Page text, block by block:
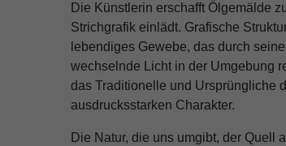
Die Künstlerin erschafft Ölgemälde
Strichgrafik einlädt. Grafische
lebendiges Gewebe, das durch
wechselnde Licht in der Umgebung
das Traditionelle und Ursprüngliche
ausdrucksstarken Charakter.
Die Natur, die uns umgibt, der Quell